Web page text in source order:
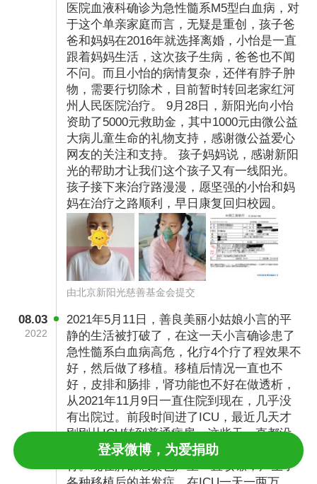
医院血液科确诊为急性髓系M5型白血病，对
于这个单亲家庭而言，无疑是重创，孩子爸
爸和妈妈在2016年就选择离婚，小怡是一直
跟着妈妈生活，这次孩子生病，爸爸也不闻
不问。而且小怡的病情复杂，还伴有脖子肿
物，需要行切除术，目前暂时转回老家红河
州人民医院治疗。 9月28日，新阳光向小怡
资助了5000元救助金，其中1000元由微公益
大病儿童生命的礼物支持，感谢微公益爱心
网友的关注和支持。 孩子妈妈说，感谢新阳
光的帮助才让我们这个孩子又有一线阳光。
孩子接下来治疗路漫漫，愿坚强的小怡和妈
妈在治疗之路顺利，早日康复回归校园。
由北京新阳光慈善基金会提交
08.03
2022
2021年5月11日，善良美丽小姑娘小言的平
静的生活被打破了，在这一天小言确诊患了
急性髓系白血病高危，化疗4个疗了程效果不
好，然后做了移植。移植后情况一直也不
好，皮排和肠排，肾功能也不好在做透析，
从2021年11月9日一直住院到现在，几乎没
有出院过。前段时间进了ICU，最近几天才
刚刚从ICU转到普通病房。这些天一直都没
有吃东西，只能靠营养液维持，就剩皮包
骨。现在肺部感染也严重一直咳嗽，产生了
登录微博，为爱捐助